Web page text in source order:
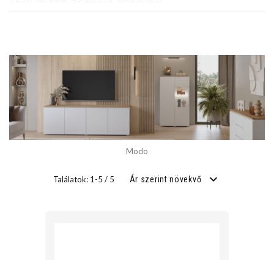
cm
SZÉLESSÉG
cm
Modo
Találatok: 1-5 / 5 Ár szerint növekvő